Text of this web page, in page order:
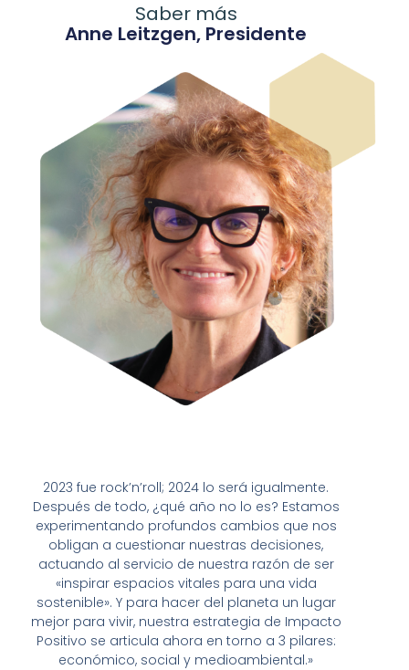
Saber más
Anne Leitzgen, Presidente
2023 fue rock’n’roll; 2024 lo será igualmente.
Después de todo, ¿qué año no lo es? Estamos
experimentando profundos cambios que nos
obligan a cuestionar nuestras decisiones,
actuando al servicio de nuestra razón de ser
«inspirar espacios vitales para una vida
sostenible». Y para hacer del planeta un lugar
mejor para vivir, nuestra estrategia de Impacto
Positivo se articula ahora en torno a 3 pilares:
económico, social y medioambiental.»